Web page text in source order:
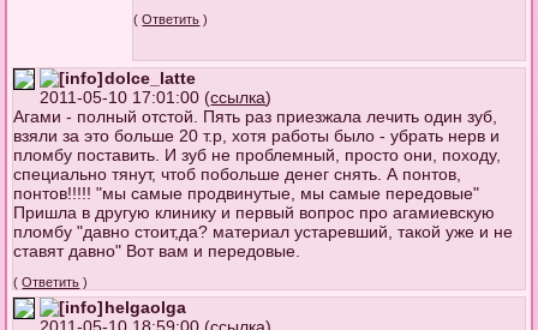
(Ответить )
dolce_latte
2011-05-10 17:01:00 (ссылка)
Агами - полный отстой. Пять раз приезжала лечить один зуб,
взяли за это больше 20 т.р, хотя работы было - убрать нерв и
пломбу поставить. И зуб не проблемный, просто они, походу,
специально тянут, чтоб побольше денег снять. А понтов,
понтов!!!!! "мы самые продвинутые, мы самые передовые"
Пришла в другую клинику и первый вопрос про агамиевскую
пломбу "давно стоит,да? материал устаревший, такой уже и не
ставят давно" Вот вам и передовые.
(Ответить )
helgaolga
2011-05-10 18:59:00 (ссылка)